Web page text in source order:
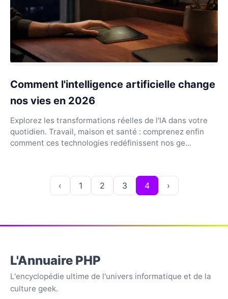
Comment l'intelligence artificielle change
nos vies en 2026
Explorez les transformations réelles de l'IA dans votre
quotidien. Travail, maison et santé : comprenez enfin
comment ces technologies redéfinissent nos ge...
‹ 1 2 3 4 ›
L'Annuaire PHP
L'encyclopédie ultime de l'univers informatique et de la
culture geek.